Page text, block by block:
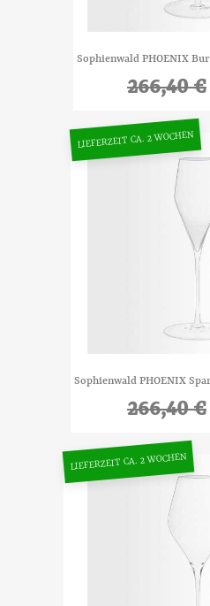
Sophienwald PHOENIX
266,40 €
Sophienwald PHOENIX
266,40 €
LIEFERZEIT CA. 2 WOCHEN
LIEFERZEIT CA. 2 WOCHEN